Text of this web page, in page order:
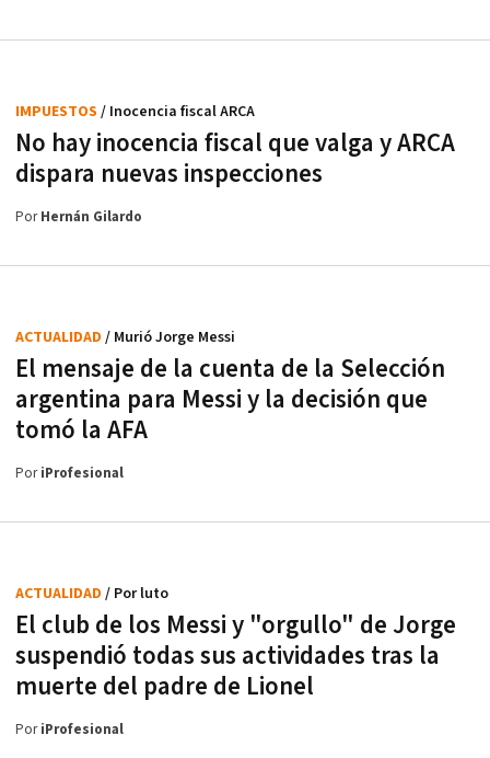
No hay inocencia fiscal que valga y ARCA
dispara nuevas inspecciones
IMPUESTOS / Inocencia fiscal ARCA
PorHernán Gilardo
El mensaje de la cuenta de la Selección
argentina para Messi y la decisión que
tomó la AFA
ACTUALIDAD / Murió Jorge Messi
PoriProfesional
El club de los Messi y "orgullo" de Jorge
suspendió todas sus actividades tras la
muerte del padre de Lionel
ACTUALIDAD / Por luto
PoriProfesional